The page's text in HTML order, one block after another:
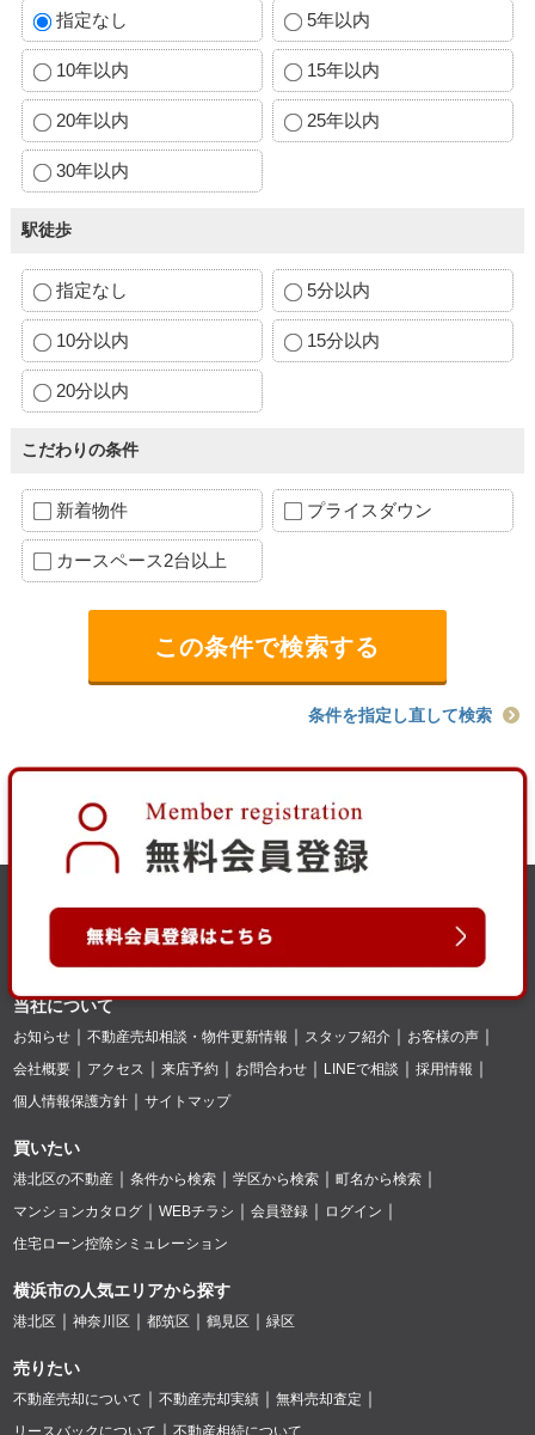
指定なし 5年以内
10年以内 15年以内
20年以内 25年以内
30年以内
駅徒歩
指定なし 5分以内
10分以内 15分以内
20分以内
こだわりの条件
新着物件 プライスダウン
カースペース2台以上
条件を指定し直して検索
当社について
お知らせ 不動産売却相談・物件更新情報 スタッフ紹介
お客様の声
会社概要
アクセス 来店予約 お問合わせ LINEで相談
採用情報
個人情報保護方針
サイトマップ
買いたい
港北区の不動産 条件から検索 学区から検索
町名から検索
マンションカタログ
WEBチラシ 会員登録
ログイン
住宅ローン控除シミュレーション
横浜市の人気エリアから探す
港北区 神奈川区 都筑区 鶴見区 緑区
売りたい
不動産売却について 不動産売却実績
無料売却査定
リースバックについて
不動産相続について